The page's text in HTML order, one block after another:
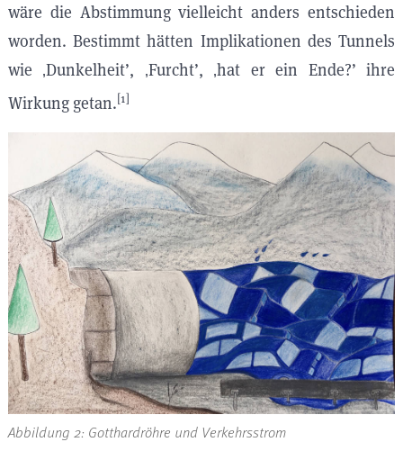
wäre die Abstimmung vielleicht anders entschieden
worden. Bestimmt hätten Implikationen des Tunnels
wie ‚Dunkelheit’, ‚Furcht’, ‚hat er ein Ende?’ ihre
Wirkung getan.[1]
Abbildung 2: Gotthardröhre und Verkehrsstrom